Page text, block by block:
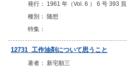
発行： 1961 年（Vol. 6 ） 6 号 393 頁
種別： 随想
特集：
12731 工作油剤について思うこと
著者： 新宅順三